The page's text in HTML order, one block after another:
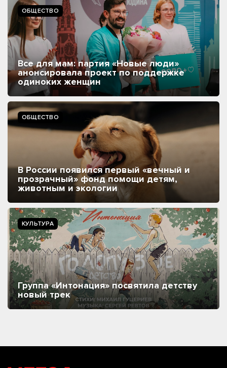
ОБЩЕСТВО
Все для мам: партия «Новые люди»
анонсировала проект по поддержке
одиноких женщин
ОБЩЕСТВО
В России появился первый «вечный и
прозрачный» фонд помощи детям,
животным и экологии
КУЛЬТУРА
Группа «Интонация» посвятила детству
новый трек